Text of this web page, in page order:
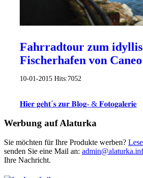
Fahrradtour zum
Fischerhafen von Caneo
10-01-2015 Hits:7052
𝐇𝐢𝐞𝐫 𝐠𝐞𝐡𝐭´𝐬 𝐳𝐮𝐫 𝐁𝐥𝐨𝐠- & 𝐅𝐨𝐭𝐨𝐠𝐚𝐥𝐞𝐫𝐢𝐞
Werbung auf Alaturka
Sie möchten für Ihre Produkte werben?
senden Sie eine Mail an:
Ihre Nachricht.